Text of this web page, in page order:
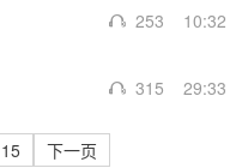
253 10:32
315 29:33
15 下一页